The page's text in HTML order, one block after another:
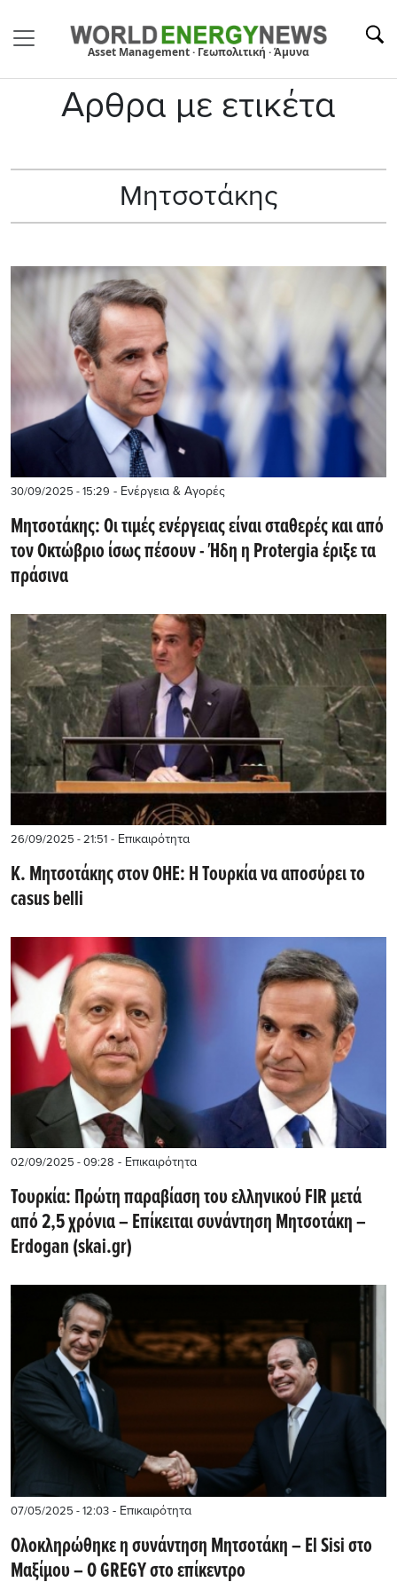
Asset Management · Γεωπολιτική · Άμυνα
Αρθρα με ετικέτα
Mητσοτάκης
30/09/2025 - 15:29 - Ενέργεια & Αγορές
Mητσοτάκης: Οι τιμές ενέργειας είναι σταθερές και από
τον Οκτώβριο ίσως πέσουν - Ήδη η Protergia έριξε τα
πράσινα
26/09/2025 - 21:51 - Επικαιρότητα
K. Mητσοτάκης στον ΟΗΕ: Η Τουρκία να αποσύρει το
casus belli
02/09/2025 - 09:28 - Επικαιρότητα
Τουρκία: Πρώτη παραβίαση του ελληνικού FIR μετά
από 2,5 χρόνια – Επίκειται συνάντηση Mητσοτάκη –
Erdogan (skai.gr)
07/05/2025 - 12:03 - Επικαιρότητα
Ολοκληρώθηκε η συνάντηση Μητσοτάκη – Εl Sisi στο
Μαξίμου – Ο GREGY στο επίκεντρο